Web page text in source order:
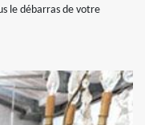
le débarras de votre